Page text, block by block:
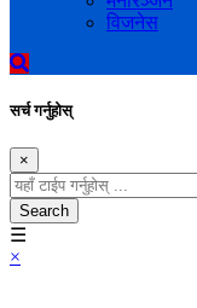
विजनेस
सर्च गर्नुहोस्
×
Search
☰
×